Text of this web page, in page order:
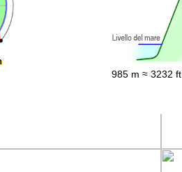
985 m ≈ 3232 ft